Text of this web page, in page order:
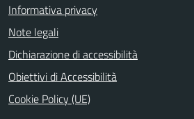
Informativa privacy
Note legali
Dichiarazione di accessibilità
Obiettivi di Accessibilità
Cookie Policy (UE)